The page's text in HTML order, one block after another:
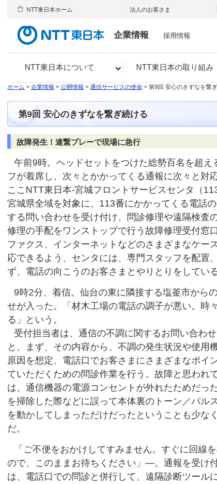
企業情報
NTT東日本について NTT東日本の取り組み
NTT東日本ホーム 法人のお客さま
採用情報
ホーム > 企業情報 > 公開情報 > 通信サービスの使命 > 第9回 安心のきずなを繋
第9回 安心のきずなを繋ぎ続ける
故障発生！連繋プレーで現場に急行
午前9時。ヘッドセットをつけた総勢百名を超え
フが着席し、次々とかかってくる通報に次々と対
ここNTT東日本-宮城フロントサービスセンタ（
宮城県全域を対象に、113番にかかってくる電話
する問い合わせを受け付け、問診修理や遠隔検査
修理の手配をワンストップで行う故障修理受付窓
ファクス、インターネットなどのさまざまなケー
応できるよう、センタには、専門スタッフを配置
ず、電話の向こうのお客さまとやりとりをしてい
9時2分、着信。仙台の東に隣接する塩釜市から
せが入った。「材木工場の電話の調子が悪い。時
る」という。
受付担当者は、通信の不調に関するお問い合わ
と、まず、その内容から、不調の発生状況や使用
原因を想定、電話口でお客さまにさまざまなポイ
ていただくための問診作業を行う。故障と思われ
は、通信機器の電源コンセントが外れたためだっ
を掃除した際などに誤って本体裏のトーン／パル
を動かしてしまっただけだったということも少な
だ。
「ご不便をおかけしてすみません。すぐに回線
ので、このままお待ちください」―。通報を受け
は、電話口での問診と併行して、遠隔診断ツール